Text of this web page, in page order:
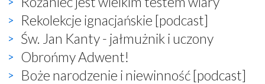
Rekolekcje ignacjańskie [podcast]
Św. Jan Kanty - jałmużnik i uczony
Obrońmy Adwent!
Boże narodzenie i niewinność [podcast]